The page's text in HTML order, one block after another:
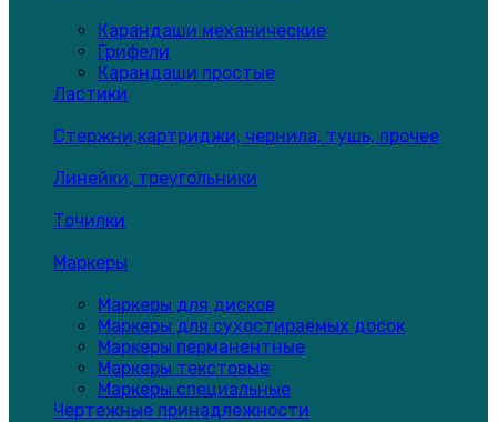
Карандаши механические
Грифели
Карандаши простые
Ластики
Стержни,картриджи, чернила, тушь, прочее
Линейки, треугольники
Точилки
Маркеры
Маркеры для дисков
Маркеры для сухостираемых досок
Маркеры перманентные
Маркеры текстовые
Маркеры специальные
Чертежные принадлежности